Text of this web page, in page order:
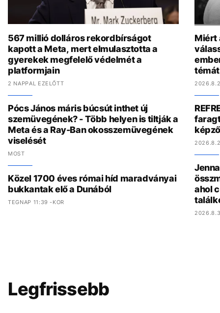
567 millió dolláros rekordbírságot
kapott a Meta, mert elmulasztotta a
gyerekek megfelelő védelmét a
platformjain
2 NAPPAL EZELŐTT
Pócs János máris búcsút inthet új
szemüvegének? - Több helyen is tiltják a
Meta és a Ray-Ban okosszemüvegének
viselését
MOST
Közel 1700 éves római híd maradványai
bukkantak elő a Dunából
TEGNAP 11:39 -KOR
Miért
témát
ahol
Legfrissebb